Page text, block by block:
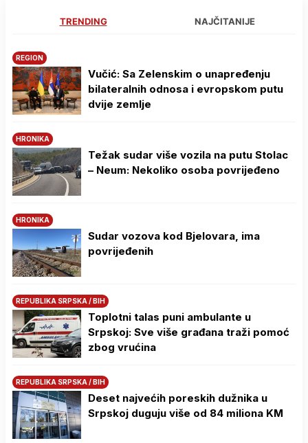
TRENDING NAJČITANIJE
REGION
Vučić: Sa Zelenskim o unapređenju
bilateralnih odnosa i evropskom putu
dvije zemlje
HRONIKA
Težak sudar više vozila na putu Stolac
– Neum: Nekoliko osoba povrijeđeno
HRONIKA
Sudar vozova kod Bjelovara, ima
povrijeđenih
REPUBLIKA SRPSKA / BIH
Toplotni talas puni ambulante u
Srpskoj: Sve više građana traži pomoć
zbog vrućina
REPUBLIKA SRPSKA / BIH
Deset najvećih poreskih dužnika u
Srpskoj duguju više od 84 miliona KM